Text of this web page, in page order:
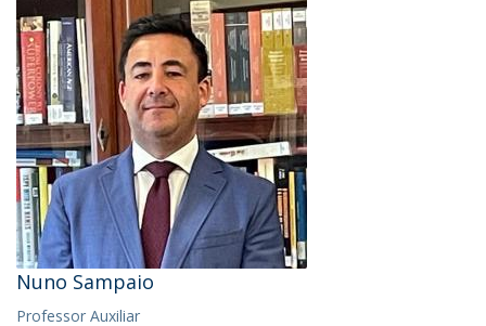
Nuno Sampaio
Professor Auxiliar